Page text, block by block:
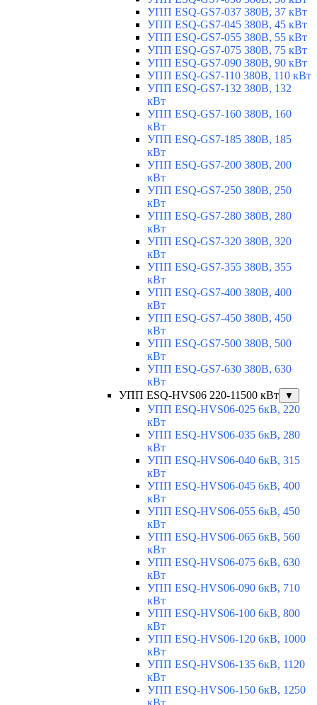
УПП ESQ-GS7-037 380В, 37 кВт
УПП ESQ-GS7-045 380В, 45 кВт
УПП ESQ-GS7-055 380В, 55 кВт
УПП ESQ-GS7-075 380В, 75 кВт
УПП ESQ-GS7-090 380В, 90 кВт
УПП ESQ-GS7-110 380В, 110 кВт
УПП ESQ-GS7-132 380В, 132
кВт
УПП ESQ-GS7-160 380В, 160
кВт
УПП ESQ-GS7-185 380В, 185
кВт
УПП ESQ-GS7-200 380В, 200
кВт
УПП ESQ-GS7-250 380В, 250
кВт
УПП ESQ-GS7-280 380В, 280
кВт
УПП ESQ-GS7-320 380В, 320
кВт
УПП ESQ-GS7-355 380В, 355
кВт
УПП ESQ-GS7-400 380В, 400
кВт
УПП ESQ-GS7-450 380В, 450
кВт
УПП ESQ-GS7-500 380В, 500
кВт
УПП ESQ-GS7-630 380В, 630
кВт
УПП ESQ-HVS06 220-11500 кВт
▼
УПП ESQ-HVS06-025 6кВ, 220
кВт
УПП ESQ-HVS06-035 6кВ, 280
кВт
УПП ESQ-HVS06-040 6кВ, 315
кВт
УПП ESQ-HVS06-045 6кВ, 400
кВт
УПП ESQ-HVS06-055 6кВ, 450
кВт
УПП ESQ-HVS06-065 6кВ, 560
кВт
УПП ESQ-HVS06-075 6кВ, 630
кВт
УПП ESQ-HVS06-090 6кВ, 710
кВт
УПП ESQ-HVS06-100 6кВ, 800
кВт
УПП ESQ-HVS06-120 6кВ, 1000
кВт
УПП ESQ-HVS06-135 6кВ, 1120
кВт
УПП ESQ-HVS06-150 6кВ, 1250